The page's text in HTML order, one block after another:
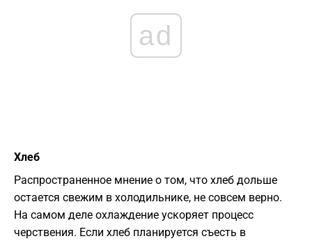
ad
Хлеб
Распространенное мнение о том, что хлеб дольше
остается свежим в холодильнике, не совсем верно.
На самом деле охлаждение ускоряет процесс
черствения. Если хлеб планируется съесть в